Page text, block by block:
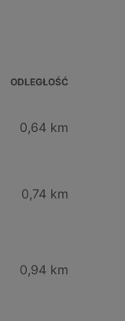
ODLEGŁOŚĆ
0,64 km
0,74 km
0,94 km